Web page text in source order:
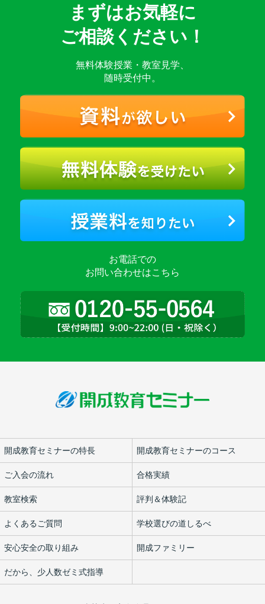
まずはお気軽に
ご相談ください！
無料体験授業・教室見学、
随時受付中。
お電話での
お問い合わせはこちら
開成教育セミナーの特長 開成教育セミナーのコース
ご入会の流れ 合格実績
教室検索 評判＆体験記
よくあるご質問 学校選びの道しるべ
安心安全の取り組み 開成ファミリー
だから、少人数ゼミ式指導